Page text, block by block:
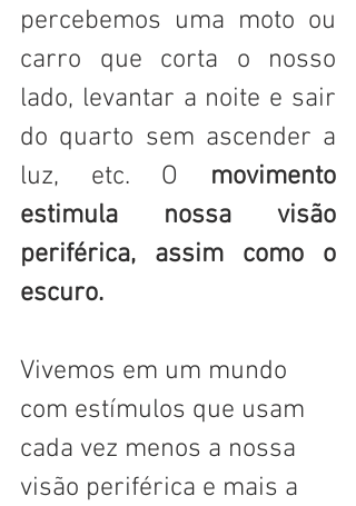
percebemos uma moto ou
carro que corta o nosso
lado, levantar a noite e sair
do quarto sem ascender a
luz, etc. O movimento
estimula nossa visão
periférica, assim como o
escuro.
Vivemos em um mundo
com estímulos que usam
cada vez menos a nossa
visão periférica e mais a